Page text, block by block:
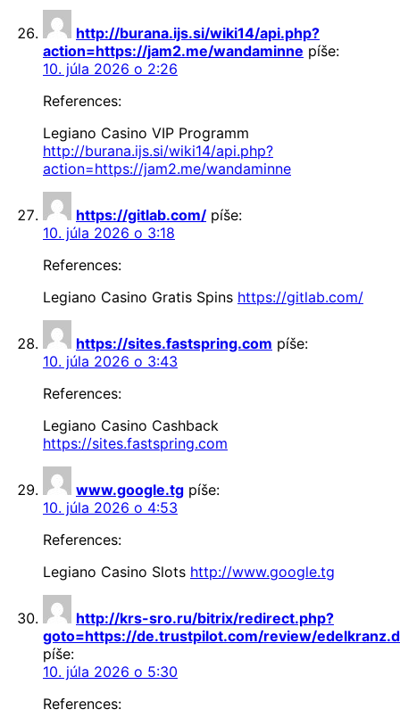
http://burana.ijs.si/wiki14/api.php?
action=https://jam2.me/wandaminne píše:
10. júla 2026 o 2:26
References:
Legiano Casino VIP Programm
http://burana.ijs.si/wiki14/api.php?
action=https://jam2.me/wandaminne
https://gitlab.com/ píše:
10. júla 2026 o 3:18
References:
Legiano Casino Gratis Spins https://gitlab.com/
https://sites.fastspring.com píše:
10. júla 2026 o 3:43
References:
Legiano Casino Cashback
https://sites.fastspring.com
www.google.tg píše:
10. júla 2026 o 4:53
References:
Legiano Casino Slots http://www.google.tg
http://krs-sro.ru/bitrix/redirect.php?
goto=https://de.trustpilot.com/review/
píše:
10. júla 2026 o 5:30
References: